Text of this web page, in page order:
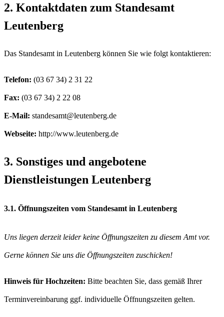
2. Kontaktdaten zum Standesamt
Leutenberg
Das Standesamt in Leutenberg können Sie wie folgt kontaktieren:
Telefon:
Fax:
E-Mail:
Webseite: http://www.leutenberg.de
3. Sonstiges und angebotene
Dienstleistungen Leutenberg
3.1. Öffnungszeiten vom Standesamt in Leutenberg
Uns liegen derzeit leider keine Öffnungszeiten zu diesem Amt vor.
Gerne können Sie uns die Öffnungszeiten zuschicken!
Hinweis für Hochzeiten: Bitte beachten Sie, dass gemäß Ihrer
Terminvereinbarung ggf. individuelle Öffnungszeiten gelten.